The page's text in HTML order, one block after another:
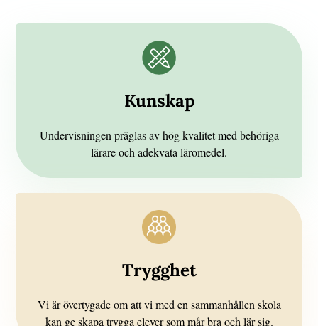
Kunskap
Undervisningen präglas av hög kvalitet med behöriga
lärare och adekvata läromedel.
Trygghet
Vi är övertygade om att vi med en sammanhållen skola
kan ge skapa trygga elever som mår bra och lär sig.